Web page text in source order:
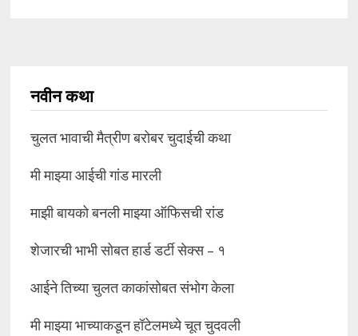
नवीन कथा
चुलत भावाची मैत्रीण बरोबर चुदाईची कथा
मी माझ्या आईची गांड मारली
माझी बायको बनली माझ्या ऑफिसची रांड
शेजारची भाभी सोबत हार्ड डर्टी सेक्स – १
आईने तिच्या चुलत काकांसोबत संभोग केला
मी माझ्या भाच्याकडून हॉटेलमध्ये चूत चुदवली